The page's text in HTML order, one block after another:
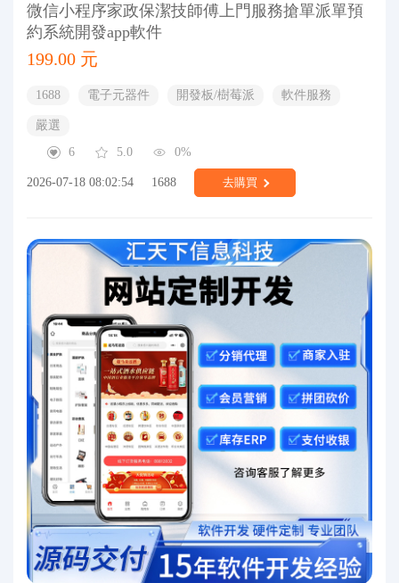
微信小程序家政保潔技師傅上門服務搶單派單預
約系統開發app軟件
199.00 元
1688 電子元器件 開發板/樹莓派 軟件服務
嚴選
6
5.0 0%
2026-07-18 08:02:54 1688 去購買